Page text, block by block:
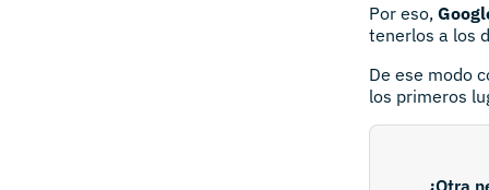
Por eso,
tenerlos a los
De ese modo
los primeros
¿Otra